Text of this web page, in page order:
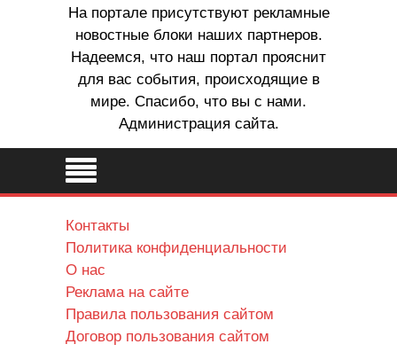
На портале присутствуют рекламные
новостные блоки наших партнеров.
Надеемся, что наш портал прояснит
для вас события, происходящие в
мире. Спасибо, что вы с нами.
Администрация сайта.
Контакты
Политика конфиденциальности
О нас
Реклама на сайте
Правила пользования сайтом
Договор пользования сайтом